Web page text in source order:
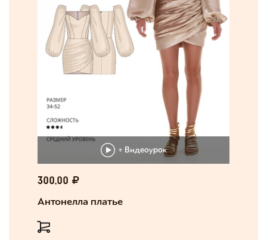
+ Видеоурок
300,00
Антонелла платье